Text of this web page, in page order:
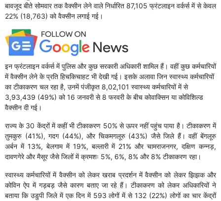
बावजूद बीते सोमवार तक वैक्सीन लेने वाले निर्धारित 87,105 फ्रंटलाइन वर्कर्स में से केवल
22% (18,763) को वैक्सीन लगाई गई।
इन फ्रंटलाइन वर्कर्स में पुलिस और कुछ सरकारी अधिकारी शामिल हैं। वहीं कुछ कर्मचारियों
में वैक्सीन लेने के प्रति हिचकिचाहट भी देखी गई। इसके अलावा जिन स्वास्थ्य कर्मचारियों
का टीकाकरण चल रहा है, उनमें पंजीकृत 8,02,101 स्वास्थ्य कर्मचारियों में से
3,93,439 (49%) को 16 जनवरी से 8 फरवरी के बीच कोवाक्सिन या कोविशिल्ड
वैक्सीन दी गई।
राज्य के 30 केंद्रों में कहीं भी टीकाकरण 50% से ऊपर नहीं पहुंच पाया है। टीकाकरण में
तुमकुरु (41%), गदग (44%), और चिकमगलूरु (43%) जैसे जिले हैं। वहीं बेंगलूरु
अर्बन में 13%, बेलगाम में 19%, बल्लारी में 21% और चामराजनगर, दक्षिण कन्नड़,
दावणगेरे और मैसूर जैसे जिलों में क्रमशः 5%, 6%, 8% और 8% टीकाकरण रहा।
स्वास्थ्य कर्मचारियों में वैक्सीन को लेकर खराब प्रदर्शन में वैक्सीन को लेकर झिझक और
कोविन ऐप में गड़बड़ जैसे कारण बताए जा रहे हैं। टीकाकरण को लेकर अधिकारियों ने
बताया कि उडुपी जिले में एक दिन में 593 लोगों में से 132 (22%) लोगों का चार केंद्रों